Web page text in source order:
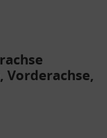
Vorderachse,